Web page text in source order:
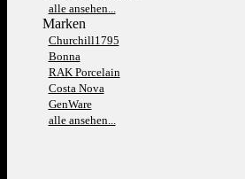
alle ansehen...
Marken
Churchill1795
Bonna
RAK Porcelain
Costa Nova
GenWare
alle ansehen...